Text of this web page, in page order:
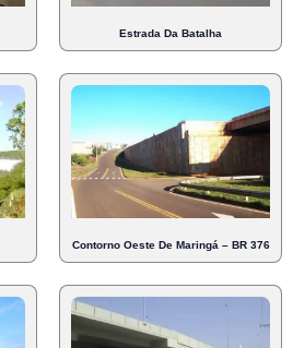
Estrada Da Batalha
Contorno Oeste De Maringá – BR 376